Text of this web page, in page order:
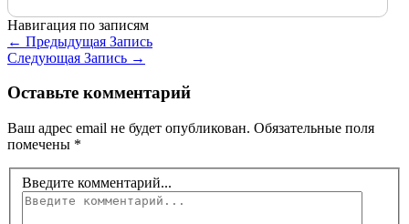
Навигация по записям
← Предыдущая Запись
Следующая Запись →
Оставьте комментарий
Ваш адрес email не будет опубликован. Обязательные поля
помечены *
Введите комментарий...